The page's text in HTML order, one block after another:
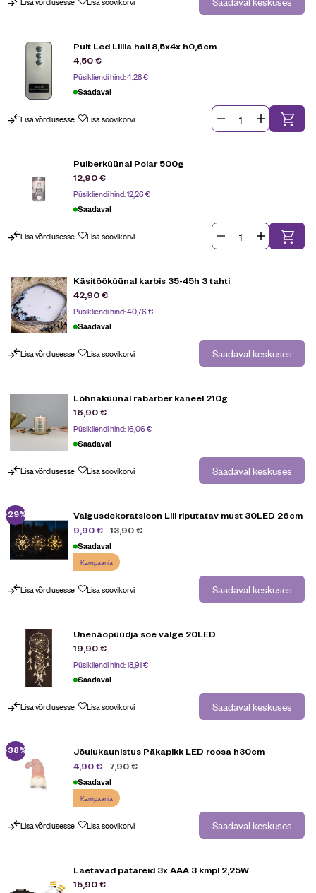
Pult Led Lillia hall 8,5x4x h0,6cm
4,50€
Püsikliendi hind:4,28€
Saadaval
Lisa võrdlusesse Lisa soovikorvi
Pulberküünal Polar 500g
12,90€
Püsikliendi hind:12,26€
Saadaval
Lisa võrdlusesse Lisa soovikorvi
Käsitööküünal karbis 35-45h 3 tahti
42,90€
Püsikliendi hind:40,76€
Saadaval
Lisa võrdlusesse Lisa soovikorvi Saadaval keskuses
Lõhnaküünal rabarber kaneel 210g
16,90€
Püsikliendi hind:16,06€
Saadaval
Lisa võrdlusesse Lisa soovikorvi Saadaval keskuses
-29%
Valgusdekoratsioon Lill riputatav must 30LED 26cm
13,90€
9,90€
Saadaval
Kampaania
Lisa võrdlusesse Lisa soovikorvi Saadaval keskuses
Unenäopüüdja soe valge 20LED
19,90€
Püsikliendi hind:18,91€
Saadaval
Lisa võrdlusesse Lisa soovikorvi Saadaval keskuses
-38%
Jõulukaunistus Päkapikk LED roosa h30cm
7,90€
4,90€
Saadaval
Kampaania
Lisa võrdlusesse Lisa soovikorvi Saadaval keskuses
Laetavad patareid 3x AAA 3 kmpl 2,25W
15,90€